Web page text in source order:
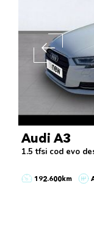
Audi A3
1.5 tfsi cod evo
192.600km